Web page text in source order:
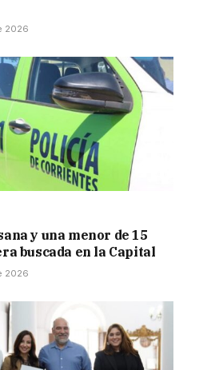
2026
y una menor de 15
buscada en la Capital
2026